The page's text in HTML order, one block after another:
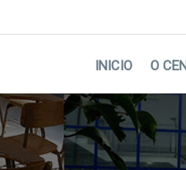
INICIO O